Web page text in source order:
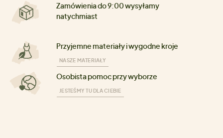
Zamówienia do 9:00 wysyłamy
natychmiast
Przyjemne materiały i wygodne kroje
NASZE MATERIAŁY
Osobista pomoc przy wyborze
JESTEŚMY TU DLA CIEBIE